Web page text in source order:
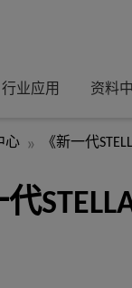
行业应用 资料
心 《新一代
代